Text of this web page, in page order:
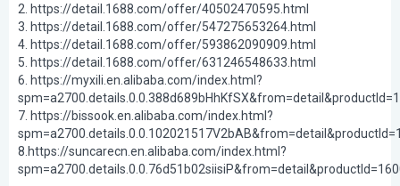
2. https://detail.1688.com/offer/40502470595.html
3. https://detail.1688.com/offer/547275653264.html
4. https://detail.1688.com/offer/593862090909.html
5. https://detail.1688.com/offer/631246548633.html
6. https://myxili.en.alibaba.com/index.html?
7. https://bissook.en.alibaba.com/index.html?
8.https://suncarecn.en.alibaba.com/index.html?